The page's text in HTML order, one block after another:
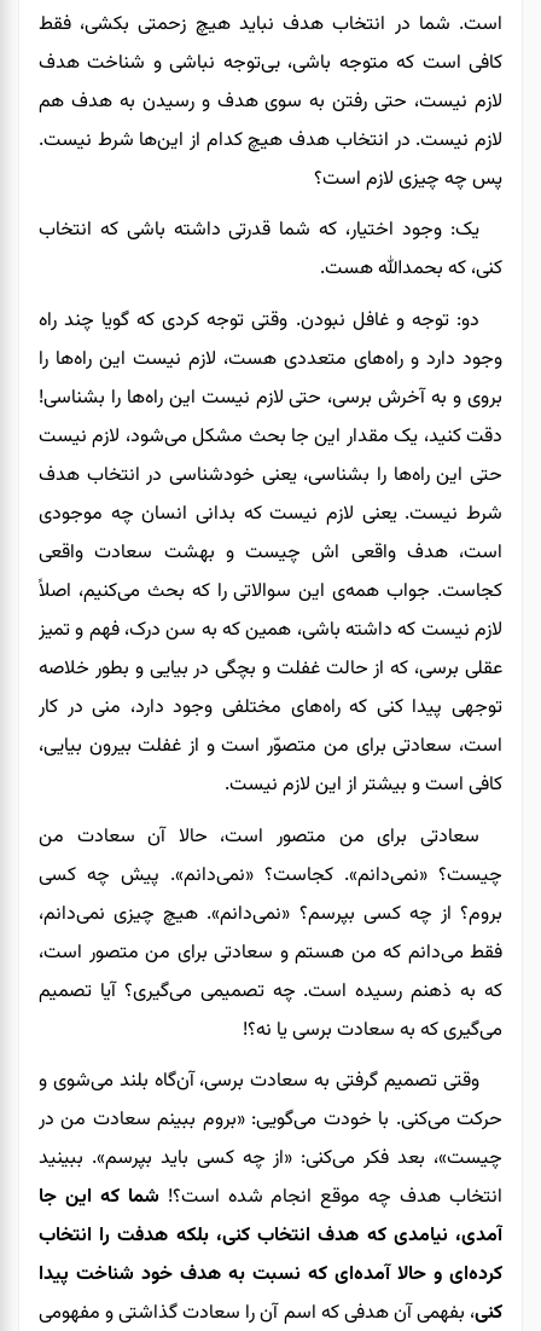
است. شما در انتخاب هدف نباید هیچ زحمتی بکشی، فقط
کافی است که متوجه باشی، بی‌توجه نباشی و شناخت هدف
لازم نیست، حتی رفتن به سوی هدف و رسیدن به هدف هم
لازم نیست. در انتخاب هدف هیچ کدام از این‌ها شرط نیست.
پس چه چیزی لازم است؟
یک: وجود اختیار، که شما قدرتی داشته باشی که انتخاب
کنی، که بحمدالله هست.
دو: توجه و غافل نبودن. وقتی توجه کردی که گویا چند راه
وجود دارد و راه‌های متعددی هست، لازم نیست این راه‌ها را
بروی و به آخرش برسی، حتی لازم نیست این راه‌ها را بشناسی!
دقت کنید، یک مقدار این جا بحث مشکل می‌شود، لازم نیست
حتی این راه‌ها را بشناسی، یعنی خودشناسی در انتخاب هدف
شرط نیست. یعنی لازم نیست که بدانی انسان چه موجودی
است، هدف واقعی اش چیست و بهشت سعادت واقعی
کجاست. جواب همه‌ی این سوالاتی را که بحث می‌کنیم، اصلاً
لازم نیست که داشته باشی، همین که به سن درک، فهم و تمیز
عقلی برسی، که از حالت غفلت و بچگی در بیایی و بطور خلاصه
توجهی پیدا کنی که راه‌های مختلفی وجود دارد، منی در کار
است، سعادتی برای من متصوّر است و از غفلت بیرون بیایی،
کافی است و بیشتر از این لازم نیست.
سعادتی برای من متصور است، حالا آن سعادت من
چیست؟ «نمی‌دانم». کجاست؟ «نمی‌دانم». پیش چه کسی
بروم؟ از چه کسی بپرسم؟ «نمی‌دانم». هیچ چیزی نمی‌دانم،
فقط می‌دانم که من هستم و سعادتی برای من متصور است،
که به ذهنم رسیده است. چه تصمیمی می‌گیری؟ آیا تصمیم
می‌گیری که به سعادت برسی یا نه؟!
وقتی تصمیم گرفتی به سعادت برسی، آن‌گاه بلند می‌شوی و
حرکت می‌کنی. با خودت می‌گویی: «بروم ببینم سعادت من در
چیست»، بعد فکر می‌کنی: «از چه کسی باید بپرسم». ببینید
انتخاب هدف چه موقع انجام شده است؟! شما که این جا
آمدی، نیامدی که هدف انتخاب کنی، بلکه هدفت را انتخاب
کرده‌ای و حالا آمده‌ای که نسبت به هدف خود شناخت پیدا
کنی، بفهمی آن هدفی که اسم آن را سعادت گذاشتی و مفهومی